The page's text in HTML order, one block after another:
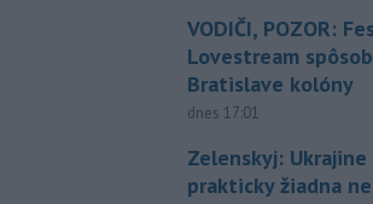
VODIČI, POZOR:
Lovestream
Bratislave kolóny
dnes 17:01
Zelenskyj:
prakticky žiadna